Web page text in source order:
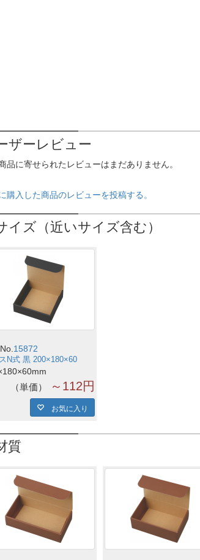
ザーレビュー
品に寄せられたレビューはまだありません。
購入した商品のレビューを投稿する。
イズ（近いサイズ含む）
15872
N式 黒 200×180×60
単価 ～112円
お気に入り
質